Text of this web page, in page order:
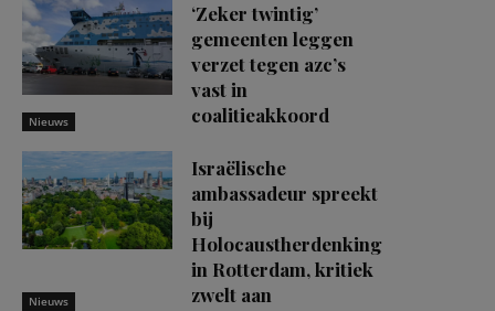
Nieuws
‘Zeker twintig’
gemeenten leggen
verzet tegen azc’s
vast in
coalitieakkoord
Nieuws
Israëlische
ambassadeur spreekt
bij
Holocaustherdenking
in Rotterdam, kritiek
zwelt aan